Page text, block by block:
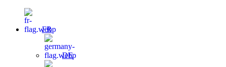
FR
DE